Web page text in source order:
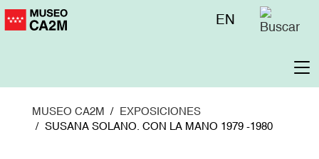
Pasar
Menú
EN
MUSEO CA2M
EXPOSICIONES
SUSANA SOLANO. CON LA MANO 1979 -1980